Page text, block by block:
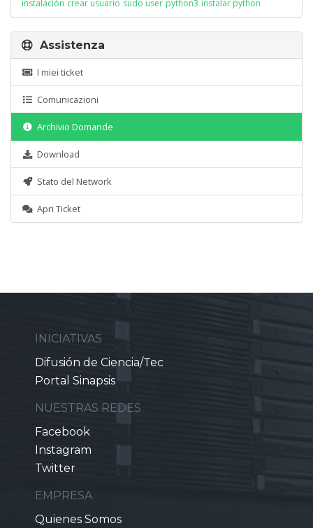
instalación crear usuario sudo user python3 instalar python
Assistenza
I miei ticket
Comunicazioni
Archivio Domande
Download
Stato del Network
Apri Ticket
INICIATIVAS
Difusión de Ciencia/Tec
Portal Sinapsis
NUESTRAS REDES
Facebook
Instagram
Twitter
EMPRESA
Quienes Somos